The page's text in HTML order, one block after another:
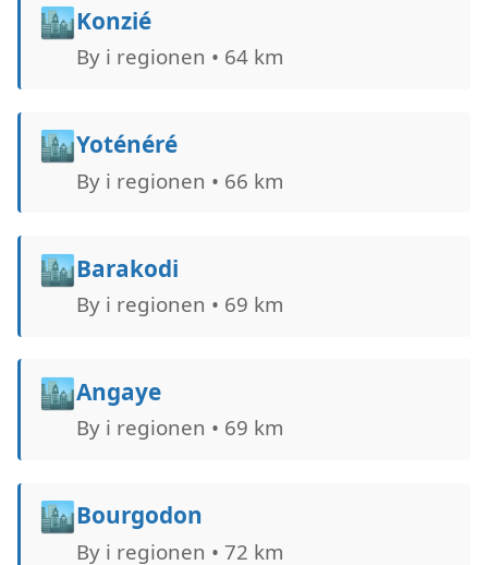
🏙️Konzié
By i regionen • 64 km
🏙️Yoténéré
By i regionen • 66 km
🏙️Barakodi
By i regionen • 69 km
🏙️Angaye
By i regionen • 69 km
🏙️Bourgodon
By i regionen • 72 km